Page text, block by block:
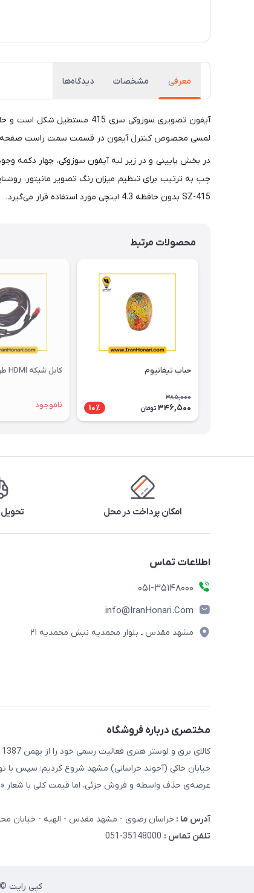
معرفی مشخصات دیدگاه‌ها
لمسی مخصوص کنترل آیفون در قسمت سمت راست صفحه
در بخش پایینی و در زیر لبه آیفون سوزوکی، چهار دکمه
SZ-415 بدون حافظه 4.3 اینچی مورد استفاده قرار می‌گیرد.
محصولات مرتبط
حباب تیفانیوم
385,000
346,500 تومان 10٪
کابل شبکه HDMI طول 10 متری
ناموجود
امکان پرداخت در محل
اطلاعات تماس
۰۵۱-۳۵۱۴۸۰۰۰
info@IranHonari.Com
مشهد مقدس ـ بلوار محمدیه نبش محمدیه ۲۱
مختصری درباره فروشگاه
خیابان خاکی (آخوند خراسانی) مشهد شروع کردیم؛ سپس
عرصه‌ی حذف واسطه و فروش جزئی، اما قیمت کلی با شعار
آدرس ما : خراسان رضوی - مشهد مقدس - الهیه - خیابان محمدیه - نبش
تلفن تماس :
کپی رایت ©